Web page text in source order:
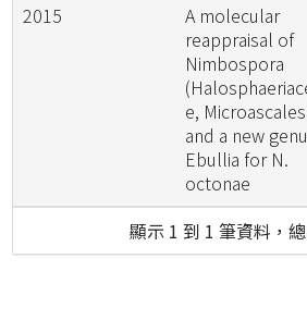
2015
A molecular
reappraisal of
Nimbospora
e,
and a new
Ebullia for N.
octonae
顯示 1 到 1 筆資料，